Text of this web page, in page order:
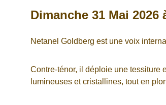
Dimanche 31 Mai
Netanel Goldberg est une voix
Contre-ténor, il déploie une tessiture
lumineuses et cristallines, tout en